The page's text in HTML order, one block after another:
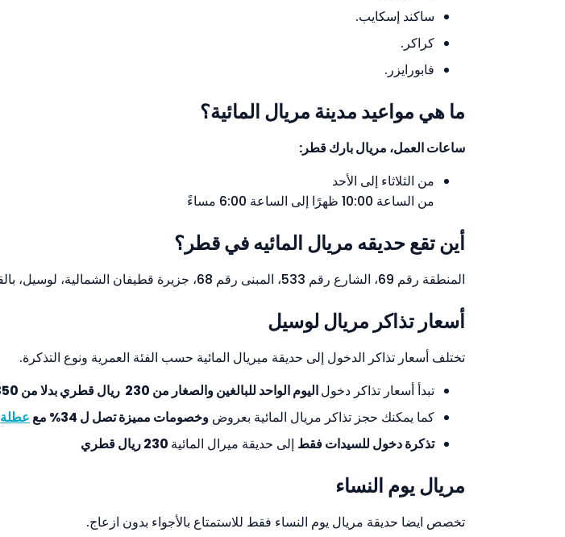
ساكند إسكايب.
كراكر.
فابورايزر.
ما هي مواعيد مدينة مريال المائية؟
ساعات العمل، مريال بارك قطر:
من الثلاثاء إلى الأحد
من الساعة 10:00 ظهرًا إلى الساعة 6:00 مساءً
أين تقع حديقه مريال المائيه في قطر؟
المنطقة رقم 69، الشارع رقم 533، المبنى رقم 68، جزيرة قطيفان الشمالية، لوسيل، بالقرب من حديقة القطيفية.
أسعار تذاكر مريال لوسيل
تختلف أسعار تذاكر الدخول إلى حديقة ميريال المائية حسب الفئة العمرية ونوع التذكرة.
تبدأ أسعار تذاكر دخولاليوم الواحد للبالغين والصغار من 230 ريال قطري بدلا من 350 ريال قطري
كما يمكنك حجز تذاكر مريال المائية بعروض وخصومات مميزة تصل ل 34% مع
عطلة
تذكرة دخول للسيدات فقط إلى حديقة ميرال المائية
مريال يوم النساء
تخصص ايضا حديقة مريال يوم النساء فقط للاستمتاع بالأجواء بدون ازعاج.